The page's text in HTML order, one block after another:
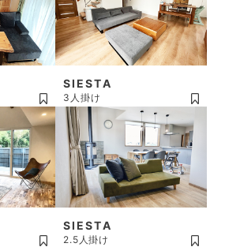
SIESTA
3人掛け
SIESTA
2.5人掛け